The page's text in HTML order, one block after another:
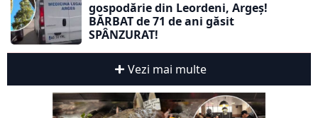
gospodărie din Leordeni, Argeș!
BĂRBAT de 71 de ani găsit
SPÂNZURAT!
Vezi mai multe